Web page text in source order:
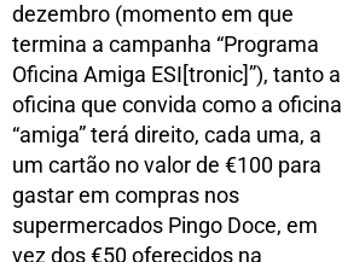
dezembro (momento em que
termina a campanha “Programa
Oficina Amiga ESI[tronic]”), tanto a
oficina que convida como a oficina
“amiga” terá direito, cada uma, a
um cartão no valor de €100 para
gastar em compras nos
supermercados Pingo Doce, em
vez dos €50 oferecidos na